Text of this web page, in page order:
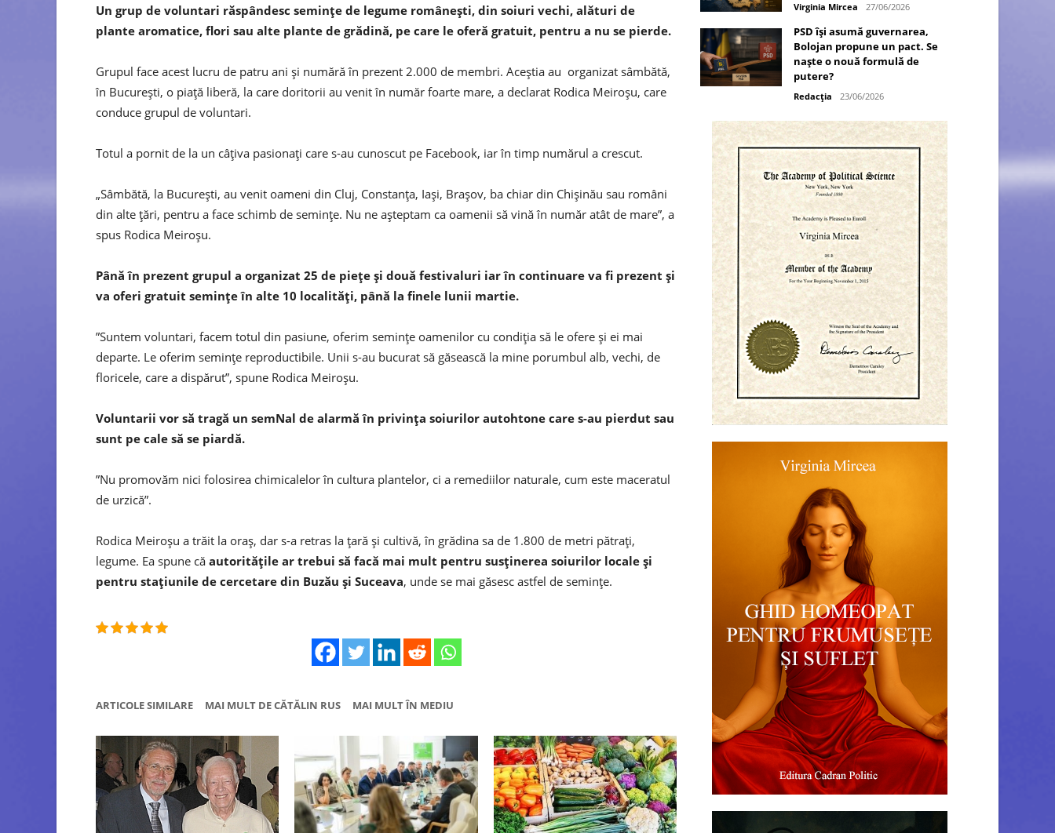
Un grup de voluntari răspândesc seminţe de legume româneşti, din soiuri vechi, alături de
plante aromatice, flori sau alte plante de grădină, pe care le oferă gratuit, pentru a nu se pierde.
Grupul face acest lucru de patru ani și numără în prezent 2.000 de membri. Aceștia au organizat sâmbătă,
în Bucureşti, o piaţă liberă, la care doritorii au venit în număr foarte mare, a declarat Rodica Meiroşu, care
conduce grupul de voluntari.
Totul a pornit de la un câţiva pasionaţi care s-au cunoscut pe Facebook, iar în timp numărul a crescut.
„Sâmbătă, la Bucureşti, au venit oameni din Cluj, Constanţa, Iaşi, Braşov, ba chiar din Chişinău sau români
din alte ţări, pentru a face schimb de seminţe. Nu ne aşteptam ca oamenii să vină în număr atât de mare”, a
spus Rodica Meiroşu.
Până în prezent grupul a organizat 25 de pieţe şi două festivaluri iar în continuare va fi prezent şi
va oferi gratuit seminţe în alte 10 localităţi, până la finele lunii martie.
”Suntem voluntari, facem totul din pasiune, oferim seminţe oamenilor cu condiţia să le ofere şi ei mai
departe. Le oferim seminţe reproductibile. Unii s-au bucurat să găsească la mine porumbul alb, vechi, de
floricele, care a dispărut”, spune Rodica Meiroşu.
Voluntarii vor să tragă un semNal de alarmă în privinţa soiurilor autohtone care s-au pierdut sau
sunt pe cale să se piardă.
”Nu promovăm nici folosirea chimicalelor în cultura plantelor, ci a remediilor naturale, cum este maceratul
de urzică”.
Rodica Meiroşu a trăit la oraş, dar s-a retras la ţară şi cultivă, în grădina sa de 1.800 de metri pătraţi,
legume. Ea spune că autorităţile ar trebui să facă mai mult pentru susţinerea soiurilor locale şi
pentru staţiunile de cercetare din Buzău şi Suceava, unde se mai găsesc astfel de seminţe.
ARTICOLE SIMILARE MAI MULT DE CĂTĂLIN RUS MAI MULT ÎN MEDIU
Virginia Mircea 27/06/2026
PSD își asumă guvernarea,
Bolojan propune un pact. Se
naște o nouă formulă de
putere?
Redacția 23/06/2026